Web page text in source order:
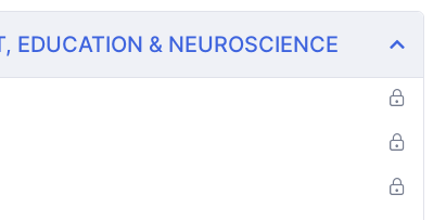
(20 từ vựng/part)
EDUCATION & NEUROSCIENCE